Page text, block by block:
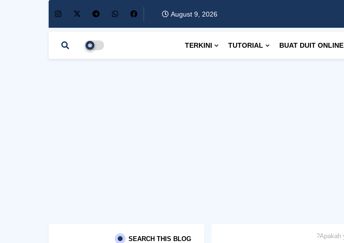
August 9, 2026
BUAT DUIT ONLINE
TUTORIAL
TERKINI
SEARCH THIS BLOG